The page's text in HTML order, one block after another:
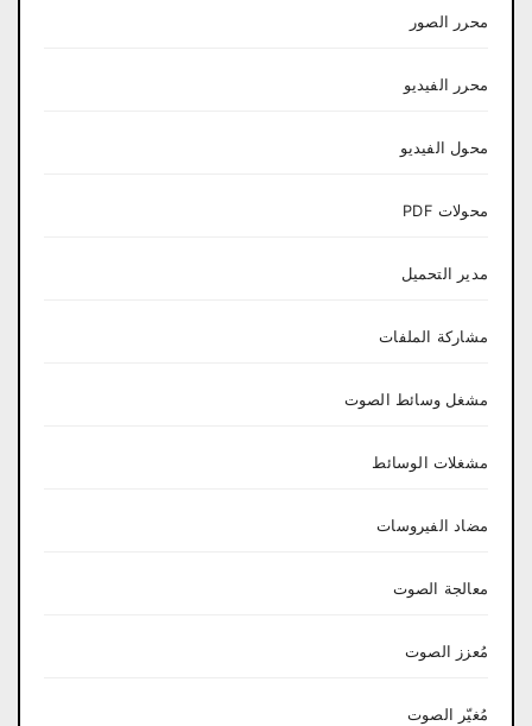
محرر الصور
محرر الفيديو
محول الفيديو
محولات PDF
مدير التحميل
مشاركة الملفات
مشغل وسائط الصوت
مشغلات الوسائط
مضاد الفيروسات
معالجة الصوت
مُعزز الصوت
مُغيّر الصوت